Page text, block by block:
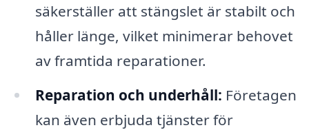
säkerställer att stängslet är stabilt och
håller länge, vilket minimerar behovet
av framtida reparationer.
Reparation och underhåll: Företagen
kan även erbjuda tjänster för